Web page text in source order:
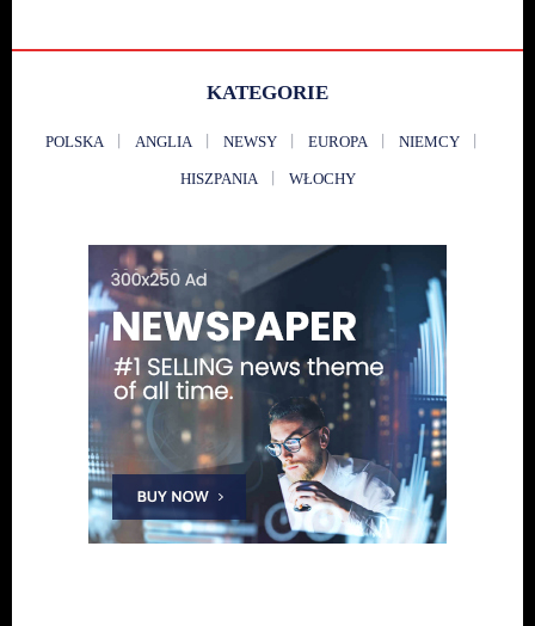
KATEGORIE
POLSKA ANGLIA NEWSY EUROPA NIEMCY
HISZPANIA WŁOCHY